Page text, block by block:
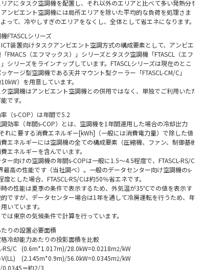
アにタスク空調機を配置し、それ以外のエリアと比べて多い発熱分を
ンビエント空調機には局所エリアを除いた平均的な負荷を処理さま
って、冷やしすぎのエリアをなくし、全体として省エネになります。
FTASCLシリーズ
装置向けタスクアンビエント空調方式の構成要素として、アンビエ
FMACS（エフマックス）」シリーズとタスク空調機「FTASCL（エフ
シリーズをラインナップしています。FTASCLシリーズは現在のとこ
ケージ型空調機である天井マウント型クーラー「FTASCL-CM/C」
10kW）を用意しています。
空調機はアンビエント空調機との併用ではなく、単独でご利用いただ
です。
（s-COP）は年間で5.2
効率（年間s-COP）とは、空調機を1年間運用した場合の冷却出力
れに要する消費エネルギー[kWh]（一般には消費電力量）で除した値
エネルギーには空調機の全ての構成要素（圧縮機、ファン、制御基板
エネルギーを含んでいます。
ー向けの空調機の年間s-COPは一般に1.5～4.5程度で、FTASCL-RS/C
最高の性能です（当社調べ）。一般のデータセンター向け空調機のs-
度とした場合、FTASCL-RS/Cは約50％省エネです。
の性能は夏季の条件で表示するため、外気温が35℃での値を表示す
ですが、データセンター場合は1年を通して冷房運転を行うため、年
いています。
は東京の気候条件で計算を行っています。
りの設置必要面積
冷却能力あたりの投影面積を比較
RS/C (0.6m*1.017m)/28.0kW=0.0218m2/kW
(2.145m*0.9m)/56.0kW=0.0345m2/kW
0.0345＝約2/3